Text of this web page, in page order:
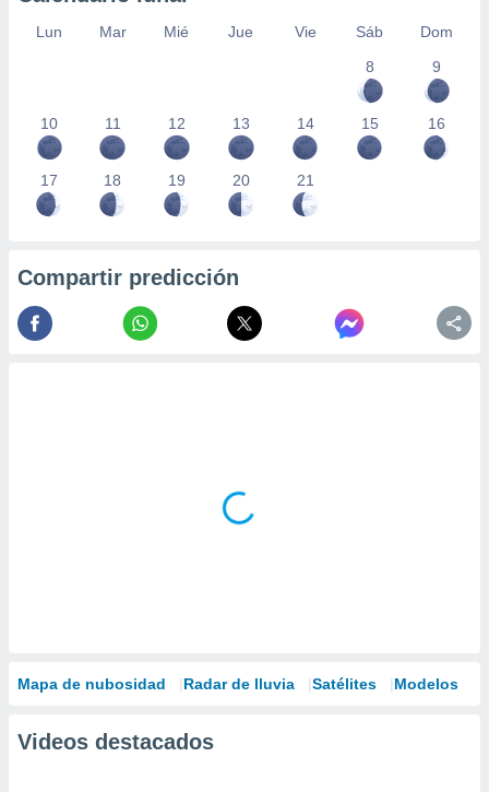
Lun Mar Mié Jue Vie Sáb
Dom
8
9
10 11 12 13 14 15 16
17 18 19 20 21
Compartir predicción
Mapa de nubosidad Radar de lluvia Satélites Modelos
Videos destacados